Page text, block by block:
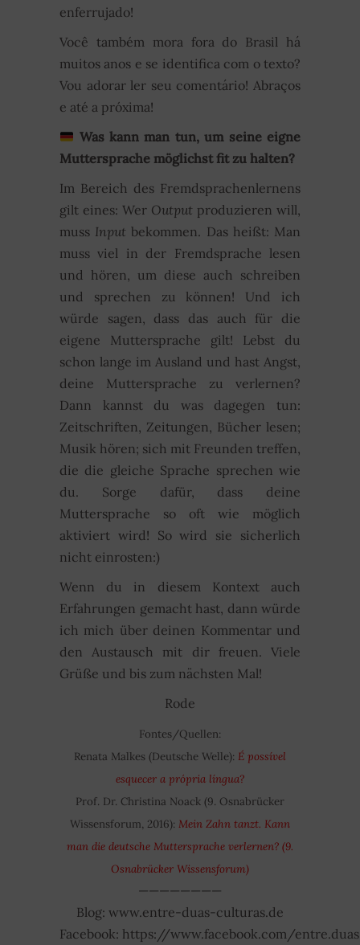
enferrujado!
Você também mora fora do Brasil há
muitos anos e se identifica com o texto?
Vou adorar ler seu comentário! Abraços
e até a próxima!
Was kann man tun, um seine eigne
Muttersprache möglichst fit zu halten?
Im Bereich des Fremdsprachenlernens
gilt eines: Wer Output produzieren will,
muss Input bekommen. Das heißt: Man
muss viel in der Fremdsprache lesen
und hören, um diese auch schreiben
und sprechen zu können! Und ich
würde sagen, dass das auch für die
eigene Muttersprache gilt! Lebst du
schon lange im Ausland und hast Angst,
deine Muttersprache zu verlernen?
Dann kannst du was dagegen tun:
Zeitschriften, Zeitungen, Bücher lesen;
Musik hören; sich mit Freunden treffen,
die die gleiche Sprache sprechen wie
du. Sorge dafür, dass deine
Muttersprache so oft wie möglich
aktiviert wird! So wird sie sicherlich
nicht einrosten:)
Wenn du in diesem Kontext auch
Erfahrungen gemacht hast, dann würde
ich mich über deinen Kommentar und
den Austausch mit dir freuen. Viele
Grüße und bis zum nächsten Mal!
Rode
Fontes/Quellen:
Renata Malkes (Deutsche Welle): É possível
esquecer a própria língua?
Prof. Dr. Christina Noack (9. Osnabrücker
Wissensforum, 2016): Mein Zahn tanzt. Kann
man die deutsche Muttersprache verlernen? (9.
Osnabrücker Wissensforum)
————————
Blog: www.entre-duas-culturas.de
Facebook: https://www.facebook.com/